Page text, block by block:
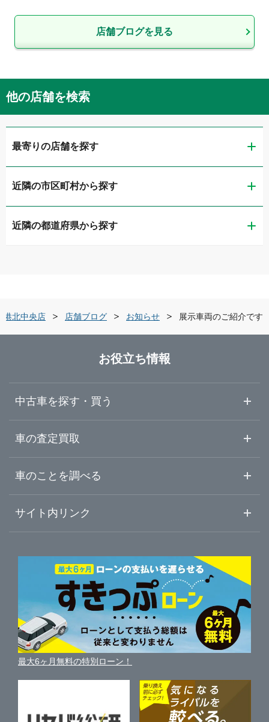
店舗ブログを見る
他の店舗を検索
最寄りの店舗を探す
ガリバー第二京浜鶴見店
ガリバー東神奈川店
ガリバー環状4号霧が丘店
ガリバー環状4号大船店
ガリバー港北中央店
ガリバー武蔵小杉店
ガリバー16号相模原橋本店
ガリバー16号相模大野店
ガリバー16号横須賀中央店
近隣の市区町村から探す
横浜市鶴見区
横浜市栄区
横浜市都筑区
川崎市中原区
相模原市緑区
相模原市中央区
相模原市南区
横須賀市
近隣の都道府県から探す
千葉県
東京都
神奈川県
港北中央店 店舗ブログ お知らせ 展示車両のご紹介です
お役立ち情報
中古車を探す・買う
中古車情報・中古車検索
初めての中古車購入ガイド
中古車人気ランキング
自動車ローンを調べる
ガリバーの自動車ローン
車買い替えの基礎知識
近くのお店で車を探す
車の査定買取
車査定・車買取ならガリバー
ガリバーの査定が選ばれる理由
車を売る時よくある質問
便利な査定サービス
中古車買取相場（毎月更新）
車の個人売買ガイド
車のことを調べる
車初心者まとめ
新車・中古車カタログ
車の燃費を調べる
車種別クチコミ
車比較サイト
サイト内リンク
サイトマップ
サイトの使用条件
利用規約
保険代理店業務に関する基本方針
最大6ヶ月無料の特別ローン！